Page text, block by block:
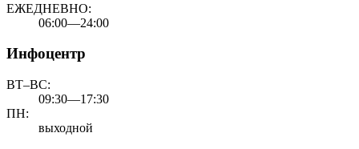
ЕЖЕДНЕВНО:
06:00—24:00
Инфоцентр
ВТ–ВС:
09:30—17:30
ПН:
выходной